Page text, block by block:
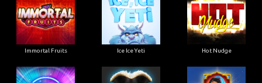
Immortal Fruits Ice Ice Yeti Hot Nudge